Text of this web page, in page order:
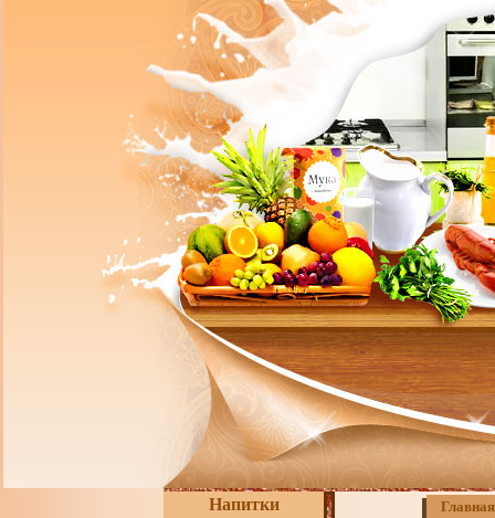
Напитки Главная